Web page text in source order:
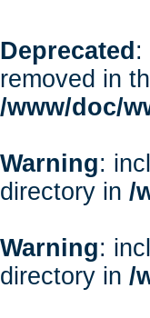
Deprecated :
removed in
/www/doc/
Warning:
directory in /
Warning:
directory in /